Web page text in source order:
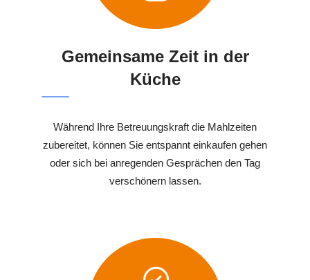
Gemeinsame Zeit in der
Küche
Während Ihre Betreuungskraft die Mahlzeiten
zubereitet, können Sie entspannt einkaufen gehen
oder sich bei anregenden Gesprächen den Tag
verschönern lassen.